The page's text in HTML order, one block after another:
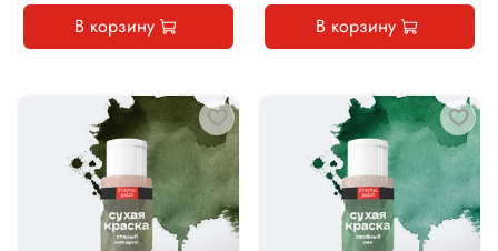
В корзину В корзину